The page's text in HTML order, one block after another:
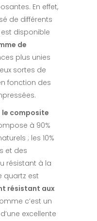
En effet,
de différents
disponible
de
plus unies
sortes de
fonction des
le composite
à 90%
; les 10%
et des
résistant à la
quartz est
résistant aux
c’est un
excellente